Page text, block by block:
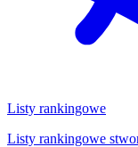
Listy rankingowe
Listy rankingowe